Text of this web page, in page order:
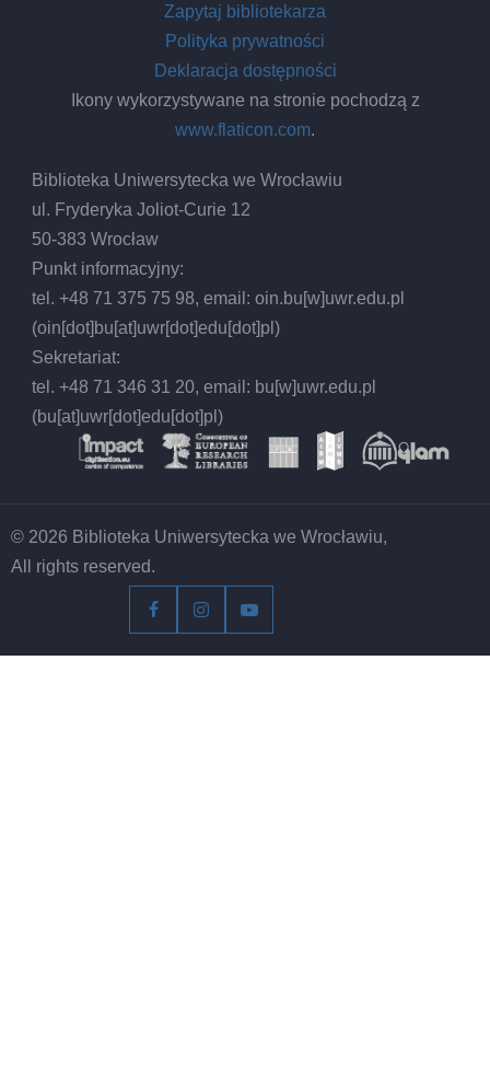
Zapytaj bibliotekarza
Polityka prywatności
Deklaracja dostępności
Ikony wykorzystywane na stronie pochodzą z
www.flaticon.com.
Biblioteka Uniwersytecka we Wrocławiu
ul. Fryderyka Joliot-Curie 12
50-383 Wrocław
Punkt informacyjny:
tel. +48 71 375 75 98, email:oin.bu[w]uwr.edu.pl
(oin[dot]bu[at]uwr[dot]edu[dot]pl)
Sekretariat:
tel. +48 71 346 31 20, email: bu[w]uwr.edu.pl
(bu[at]uwr[dot]edu[dot]pl)
© 2026 Biblioteka Uniwersytecka we Wrocławiu,
All rights reserved.